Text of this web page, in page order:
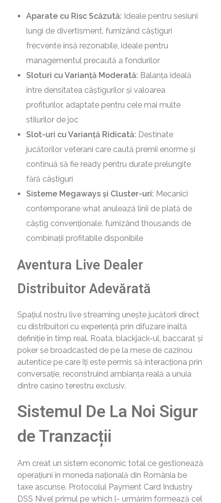
Aparate cu Risc Scăzută: Ideale pentru sesiuni
lungi de divertisment, furnizând câștiguri
frecvente însă rezonabile, ideale pentru
managementul precaută a fondurilor
Sloturi cu Varianță Moderată: Balanța ideală
între densitatea câștigurilor și valoarea
profiturilor, adaptate pentru cele mai multe
stilurilor de joc
Slot-uri cu Varianță Ridicată: Destinate
jucătorilor veterani care caută premii enorme și
continuă să fie ready pentru durate prelungite
fără câștiguri
Sisteme Megaways și Cluster-uri: Mecanici
contemporane what anulează linii de plată de
câștig convenționale, furnizând thousands de
combinații profitabile disponibile
Aventura Live Dealer
Distribuitor Adevărată
Spațiul nostru live streaming unește jucătorii direct
cu distribuitori cu experiență prin difuzare înaltă
definiție în timp real. Roata, blackjack-ul, baccarat și
poker se broadcasted de pe la mese de cazinou
autentice pe care îți este permis să interacționa prin
conversație, reconstruind ambianța reală a unuia
dintre casino terestru exclusiv.
Sistemul De La Noi Sigur
de Tranzacții
Am creat un sistem economic total ce gestionează
operațiuni în moneda națională din România be
taxe ascunse. Protocolul Payment Card Industry
DSS Nivel primul pe which l- urmărim formează cel